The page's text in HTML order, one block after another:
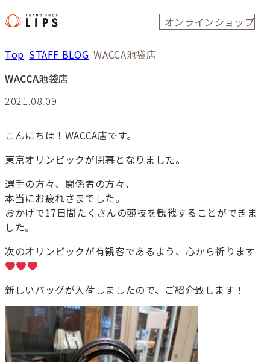
オンラインショップ
Top STAFF BLOG WACCA池袋店
WACCA池袋店
2021.08.09
こんにちは！WACCA店です。
東京オリンピックが閉幕となりました。
選手の方々、関係者の方々、
本当にお疲れさまでした。
おかげで17日間たくさんの競技を観戦することができま
した。
次のオリンピックが有観客であるよう、心から祈ります
新しいバッグが入荷しましたので、ご紹介致します！